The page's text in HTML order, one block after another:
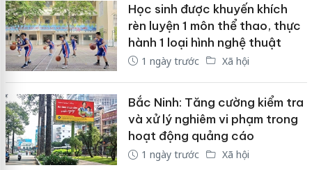
Học sinh được khuyến khích
rèn luyện 1 môn thể thao, thực
hành 1 loại hình nghệ thuật
1 ngày trước Xã hội
Bắc Ninh: Tăng cường kiểm tra
và xử lý nghiêm vi phạm trong
hoạt động quảng cáo
1 ngày trước Xã hội